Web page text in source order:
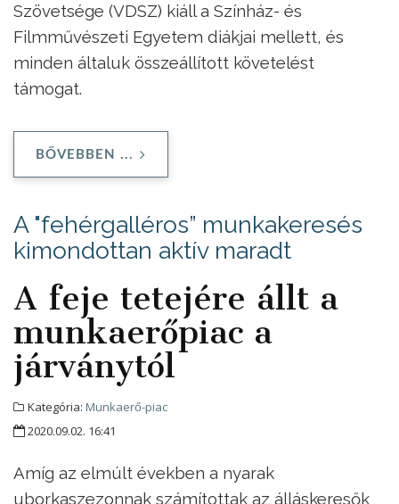
Szövetsége (VDSZ) kiáll a Színház- és
Filmművészeti Egyetem diákjai mellett, és
minden általuk összeállított követelést
támogat.
BŐVEBBEN ...
A "fehérgalléros” munkakeresés
kimondottan aktív maradt
A feje tetejére állt a
munkaerőpiac a
járványtól
Kategória: Munkaerő-piac
2020.09.02. 16:41
Amíg az elmúlt években a nyarak
uborkaszezonnak számítottak az álláskeresők